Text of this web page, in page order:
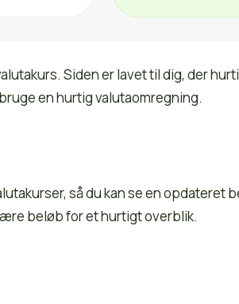
Siden er lavet til dig, der
en hurtig valutaomregning.
så du kan se en opdateret
beløb for et hurtigt overblik.